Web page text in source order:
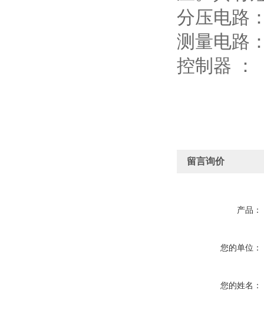
分压电路
测量电路
控制器
留言询价
产品：
您的单位：
您的姓名：